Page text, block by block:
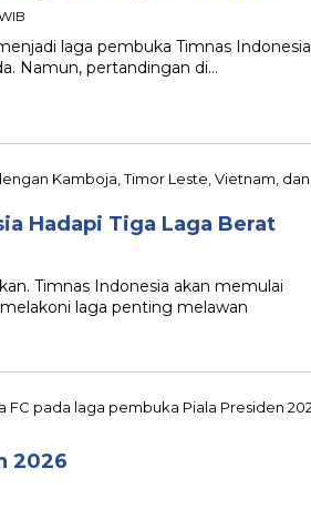
laga pembuka Timnas Indonesia
Namun, pertandingan di…
Hadapi Tiga Laga Berat
Timnas Indonesia akan memulai
laga penting melawan
2026